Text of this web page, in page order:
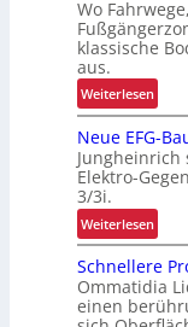
s
u
g
f
ü
r
R
e
c
y
c
l
i
h
r
E
r
g
n
o
e
u
n
d
Wo
klassische
aus.
Weiterlesen:
A
r
b
e
i
t
s
i
c
Neue EFG-
Jungheinrich
Elektro-
3/3i.
Weiterlesen:
N
e
u
e
Schnellere
Ommatidia
einen